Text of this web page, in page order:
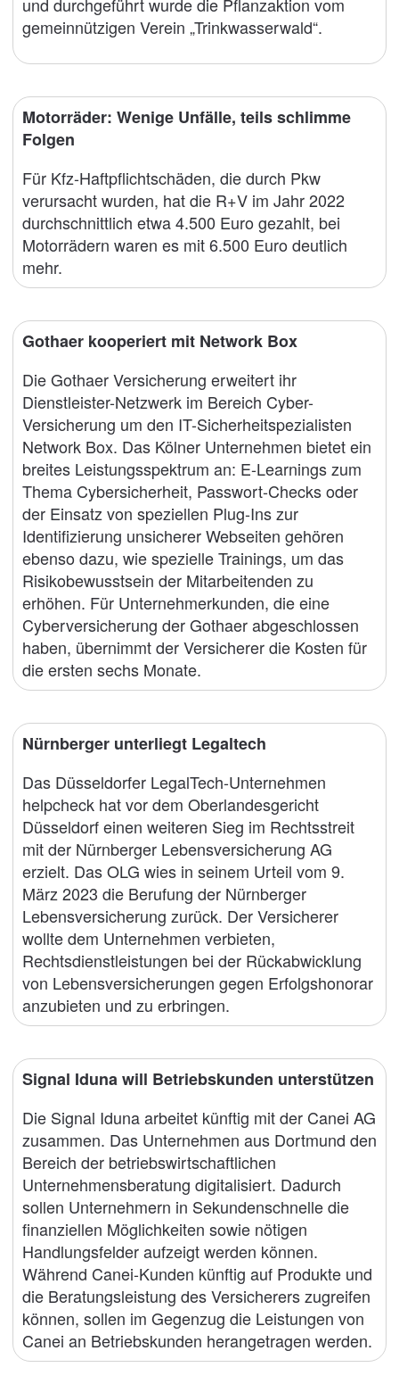
und durchgeführt wurde die Pflanzaktion vom
gemeinnützigen Verein „Trinkwasserwald“.
Motorräder: Wenige Unfälle, teils schlimme
Folgen
Für Kfz-Haftpflichtschäden, die durch Pkw
verursacht wurden, hat die R+V im Jahr 2022
durchschnittlich etwa 4.500 Euro gezahlt, bei
Motorrädern waren es mit 6.500 Euro deutlich
mehr.
Gothaer kooperiert mit Network Box
Die Gothaer Versicherung erweitert ihr
Dienstleister-Netzwerk im Bereich Cyber-
Versicherung um den IT-Sicherheitspezialisten
Network Box. Das Kölner Unternehmen bietet ein
breites Leistungsspektrum an: E-Learnings zum
Thema Cybersicherheit, Passwort-Checks oder
der Einsatz von speziellen Plug-Ins zur
Identifizierung unsicherer Webseiten gehören
ebenso dazu, wie spezielle Trainings, um das
Risikobewusstsein der Mitarbeitenden zu
erhöhen. Für Unternehmerkunden, die eine
Cyberversicherung der Gothaer abgeschlossen
haben, übernimmt der Versicherer die Kosten für
die ersten sechs Monate.
Nürnberger unterliegt Legaltech
Das Düsseldorfer LegalTech-Unternehmen
helpcheck hat vor dem Oberlandesgericht
Düsseldorf einen weiteren Sieg im Rechtsstreit
mit der Nürnberger Lebensversicherung AG
erzielt. Das OLG wies in seinem Urteil vom 9.
März 2023 die Berufung der Nürnberger
Lebensversicherung zurück. Der Versicherer
wollte dem Unternehmen verbieten,
Rechtsdienstleistungen bei der Rückabwicklung
von Lebensversicherungen gegen Erfolgshonorar
anzubieten und zu erbringen.
Signal Iduna will Betriebskunden unterstützen
Die Signal Iduna arbeitet künftig mit der Canei AG
zusammen. Das Unternehmen aus Dortmund den
Bereich der betriebswirtschaftlichen
Unternehmensberatung digitalisiert. Dadurch
sollen Unternehmern in Sekundenschnelle die
finanziellen Möglichkeiten sowie nötigen
Handlungsfelder aufzeigt werden können.
Während Canei-Kunden künftig auf Produkte und
die Beratungsleistung des Versicherers zugreifen
können, sollen im Gegenzug die Leistungen von
Canei an Betriebskunden herangetragen werden.